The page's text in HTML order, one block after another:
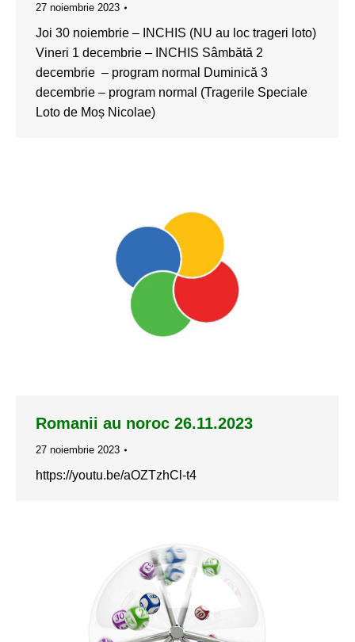
27 noiembrie 2023
Joi 30 noiembrie – INCHIS (NU au loc trageri loto)
Vineri 1 decembrie – INCHIS Sâmbătă 2
decembrie – program normal Duminică 3
decembrie – program normal (Tragerile Speciale
Loto de Moș Nicolae)
Romanii au noroc 26.11.2023
27 noiembrie 2023
https://youtu.be/aOZTzhCl-t4